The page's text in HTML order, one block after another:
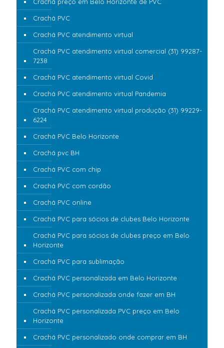
Crachá preço em Belo Horizonte de PVC
Crachá PVC
Crachá PVC atendimento virtual
Crachá PVC atendimento virtual comercial (31) 99287-
7238
Crachá PVC atendimento virtual Covid
Crachá PVC atendimento virtual Pandemia
Crachá PVC atendimento virtual produção (31) 99229-
6224
Crachá PVC Belo Horizonte
Crachá pvc BH
Crachá PVC com chip
Crachá PVC com cordão
Crachá PVC online
Crachá PVC para sócios de clubes Belo Horizonte
Crachá PVC para sócios de clubes preço em Belo
Horizonte
Crachá PVC para sublimação
Crachá PVC personalizada em Belo Horizonte
Crachá PVC personalizada onde fazer em BH
Crachá PVC personalizada PVC preço em Belo
Horizonte
Crachá PVC personalizado onde comprar em BH